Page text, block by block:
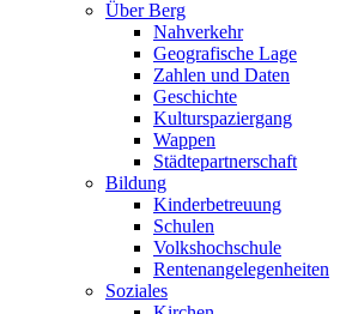
Über Berg
Nahverkehr
Geografische Lage
Zahlen und Daten
Geschichte
Kulturspaziergang
Wappen
Städtepartnerschaft
Bildung
Kinderbetreuung
Schulen
Volkshochschule
Rentenangelegenheiten
Soziales